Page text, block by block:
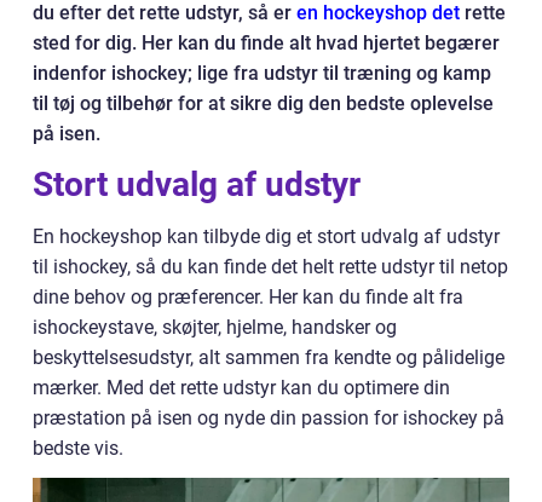
du efter det rette udstyr, så er en hockeyshop det rette
sted for dig. Her kan du finde alt hvad hjertet begærer
indenfor ishockey; lige fra udstyr til træning og kamp
til tøj og tilbehør for at sikre dig den bedste oplevelse
på isen.
Stort udvalg af udstyr
En hockeyshop kan tilbyde dig et stort udvalg af udstyr
til ishockey, så du kan finde det helt rette udstyr til netop
dine behov og præferencer. Her kan du finde alt fra
ishockeystave, skøjter, hjelme, handsker og
beskyttelsesudstyr, alt sammen fra kendte og pålidelige
mærker. Med det rette udstyr kan du optimere din
præstation på isen og nyde din passion for ishockey på
bedste vis.